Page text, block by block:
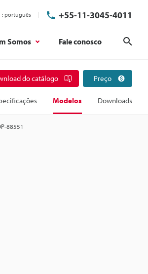
português +55-11-3045-4011
Somos Fale conosco
do catálogo Preço
Modelos Downloads
88551